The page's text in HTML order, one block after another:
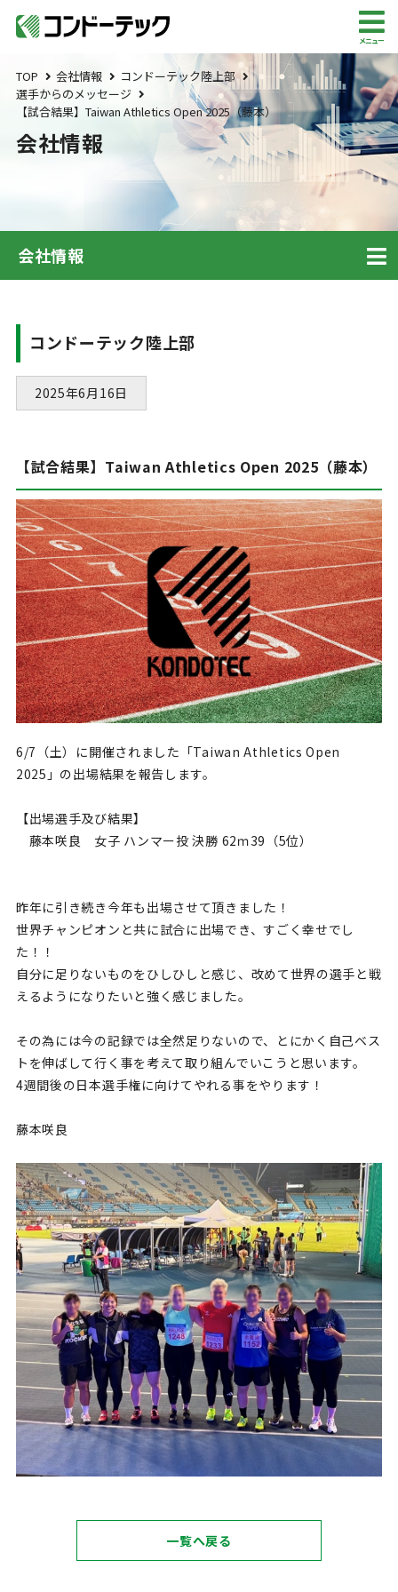
メニュー
TOP 会社情報
コンドーテック陸上部
選手からのメッセージ
【試合結果】Taiwan Athletics Open 2025（藤本）
会社情報
会社情報
コンドーテック陸上部
2025年6月16日
【試合結果】Taiwan Athletics Open 2025（藤本）
6/7（土）に開催されました「Taiwan Athletics Open
2025」の出場結果を報告します。
【出場選手及び結果】
藤本咲良 女子 ハンマー投 決勝 62ｍ39 （5位）
昨年に引き続き今年も出場させて頂きました！
世界チャンピオンと共に試合に出場でき、すごく幸せでし
た！！
自分に足りないものをひしひしと感じ、改めて世界の選手と戦
えるようになりたいと強く感じました。
その為には今の記録では全然足りないので、とにかく自己ベス
トを伸ばして行く事を考えて取り組んでいこうと思います。
4週間後の日本選手権に向けてやれる事をやります！
藤本咲良
一覧へ戻る